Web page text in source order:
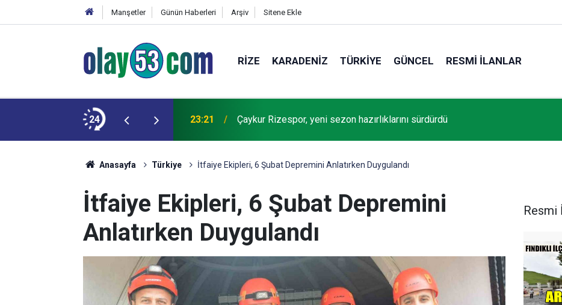
Manşetler Günün Haberleri Arşiv Sitene Ekle
RIZE KARADENIZ TÜRKIYE GÜNCEL RESMI İLANLAR
24 23:21 Çaykur Rizespor, yeni sezon hazırlıklarını sürdürdü
Anasayfa Türkiye İtfaiye Ekipleri, 6 Şubat Depremini Anlatırken Duygulandı
İtfaiye Ekipleri, 6 Şubat Depremini
Anlatırken Duygulandı
Resmi